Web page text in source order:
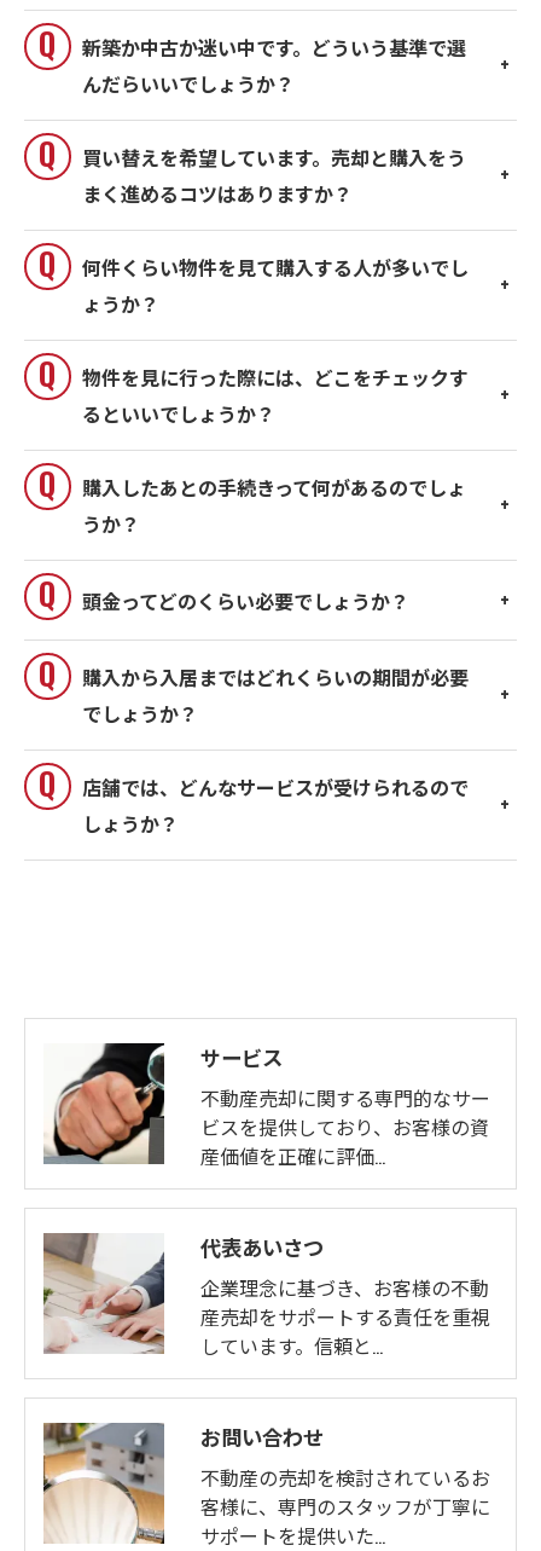
新築か中古か迷い中です。どういう基準で選
んだらいいでしょうか？
買い替えを希望しています。売却と購入をう
まく進めるコツはありますか？
何件くらい物件を見て購入する人が多いでし
ょうか？
物件を見に行った際には、どこをチェックす
るといいでしょうか？
購入したあとの手続きって何があるのでしょ
うか？
頭金ってどのくらい必要でしょうか？
購入から入居まではどれくらいの期間が必要
でしょうか？
店舗では、どんなサービスが受けられるので
しょうか？
サービス
不動産売却に関する専門的なサー
ビスを提供しており、お客様の資
産価値を正確に評価…
代表あいさつ
企業理念に基づき、お客様の不動
産売却をサポートする責任を重視
しています。信頼と…
お問い合わせ
不動産の売却を検討されているお
客様に、専門のスタッフが丁寧に
サポートを提供いた…